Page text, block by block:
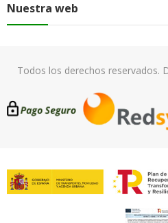
Nuestra web
Todos los derechos reservados.